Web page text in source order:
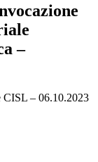
–
CISL – 06.10.2023